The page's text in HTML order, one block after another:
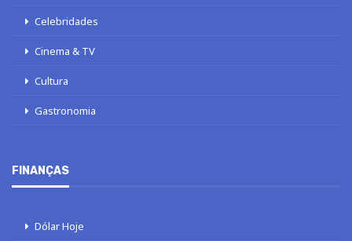
Celebridades
Cinema & TV
Cultura
Gastronomia
FINANÇAS
Dólar Hoje